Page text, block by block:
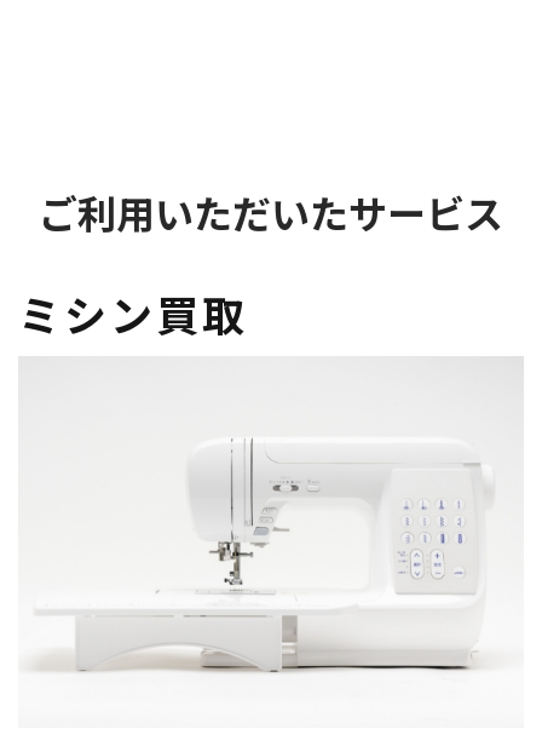
ご利用いただいたサービス
ミシン買取